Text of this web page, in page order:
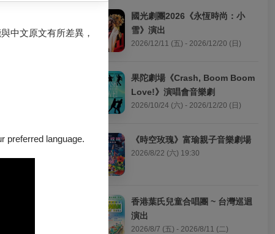
中文原文有所差異，
preferred language.
文學推廣協
弦霎那間擦
典樂音之
國光劇團2026《永恆時尚：小
雪》演出
2026/12/11 (五) - 2026/12/20 (日)
果陀劇場《Crash, Boom Boom
Love!》演唱會音樂劇
2026/10/24 (六) - 2026/12/20 (日)
《時空玫瑰》富瑜親子音樂劇場
2026/8/22 (六) 19:30
香港葉氏兒童合唱團 ~ 台灣巡迴
演出
2026/8/7 (五) - 2026/8/11 (二)